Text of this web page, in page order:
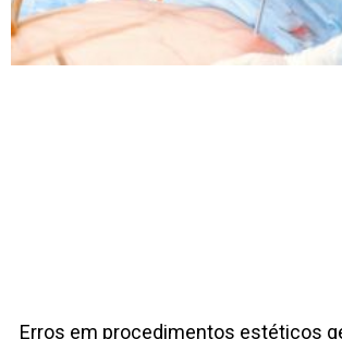
Erros em procedimentos estéticos